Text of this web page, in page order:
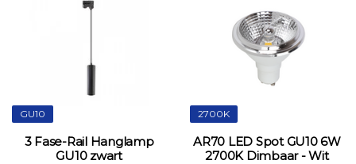
GU10
3 Fase-Rail Hanglamp
GU10 zwart
2700K
AR70 LED Spot GU10 6W
2700K Dimbaar - Wit